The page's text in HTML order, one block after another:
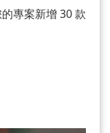
專案新增 30 款